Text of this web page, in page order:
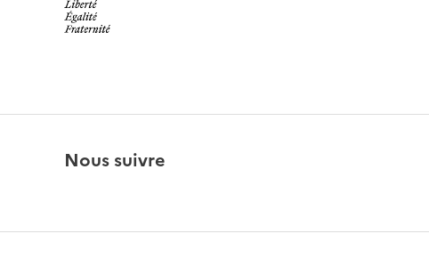
Nous suivre